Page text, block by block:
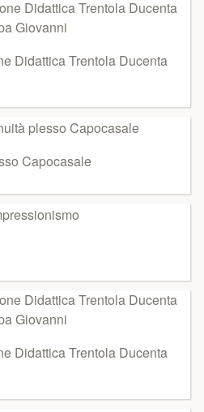
Didattica Trentola Ducenta
Capocasale
Didattica Trentola Ducenta